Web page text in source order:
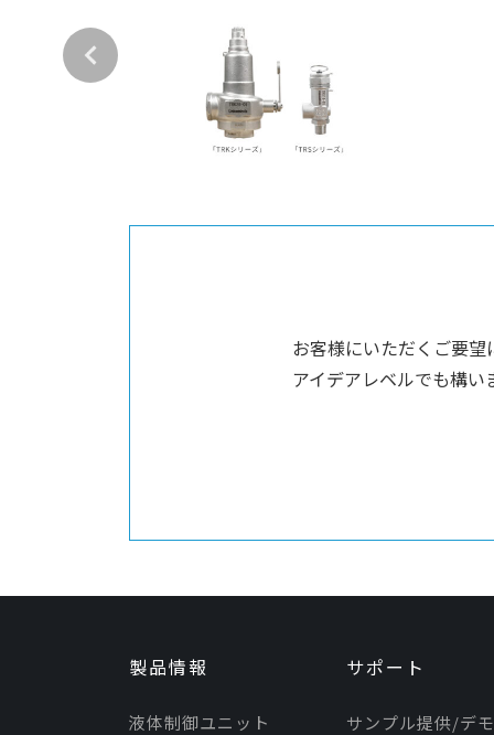
お客様にいただくご要
アイデアレベルでも構
製品情報
液体制御ユニット
サポート
サンプル提供/デ